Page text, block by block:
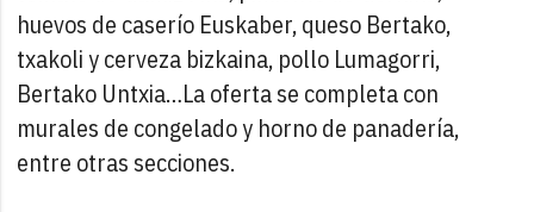
huevos de caserío Euskaber, queso Bertako,
txakoli y cerveza bizkaina, pollo Lumagorri,
Bertako Untxia…La oferta se completa con
murales de congelado y horno de panadería,
entre otras secciones.